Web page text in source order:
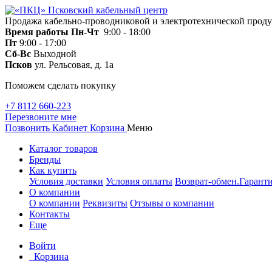
Продажа кабельно-проводниковой и электротехнической
Время работы Пн-Чт 9:00 - 18:00
Пт 9:00 - 17:00
Сб-Вс Выходной
Псков ул. Рельсовая, д. 1а
Поможем сделать покупку
+7 8112 660-223
Перезвоните мне
Позвонить Кабинет Корзина Меню
Каталог товаров
Бренды
Как купить
Условия доставки Условия оплаты Возврат-
О компании
О компании Реквизиты Отзывы о компании
Контакты
Еще
Войти
Корзина